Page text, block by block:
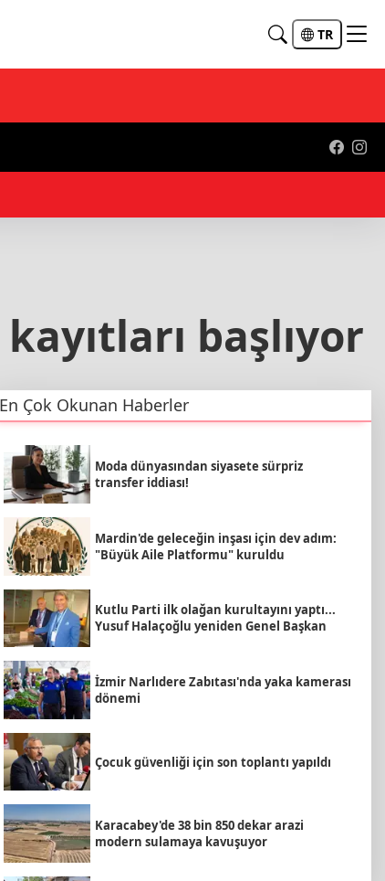
TR
başlıyor
En Çok Okunan Haberler
Moda dünyasından siyasete sürpriz
transfer iddiası!
Mardin'de geleceğin inşası için dev adım:
"Büyük Aile Platformu" kuruldu
Kutlu Parti ilk olağan kurultayını yaptı...
Yusuf Halaçoğlu yeniden Genel Başkan
İzmir Narlıdere Zabıtası'nda yaka kamerası
dönemi
Çocuk güvenliği için son toplantı yapıldı
Karacabey'de 38 bin 850 dekar arazi
modern sulamaya kavuşuyor